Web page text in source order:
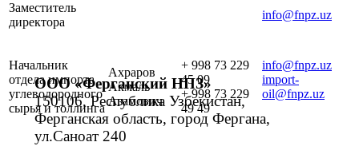
Заместитель
директора
info@fnpz.uz
Начальник
отдела импорта
углеводородного
сырья и толлинга
Ахраров
Акмаль
Азамович
+ 998 73 229
45 09
+ 998 73 229
49 49
info@fnpz.uz
import-
oil@fnpz.uz
ООО «Ферганский НПЗ»
150106, Республика Узбекистан,
Ферганская область, город Фергана,
ул.Саноат 240